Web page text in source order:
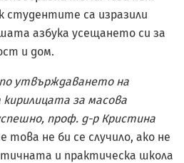
студентите са изразили
азбука усещането си за
и дом.
утвърждаването на
за масова
проф. д-р Кристина
това не би се случило, ако не
и практическа школа